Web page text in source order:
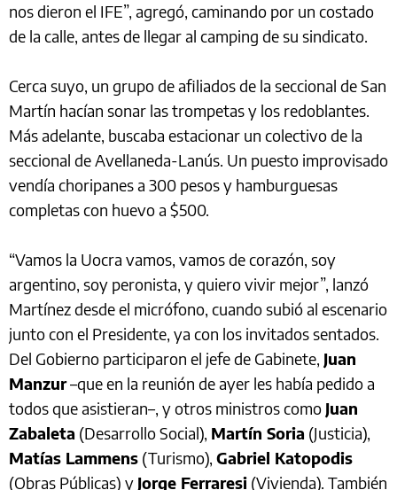
nos dieron el IFE”, agregó, caminando por un costado
de la calle, antes de llegar al camping de su sindicato.
Cerca suyo, un grupo de afiliados de la seccional de San
Martín hacían sonar las trompetas y los redoblantes.
Más adelante, buscaba estacionar un colectivo de la
seccional de Avellaneda-Lanús. Un puesto improvisado
vendía choripanes a 300 pesos y hamburguesas
completas con huevo a $500.
“Vamos la Uocra vamos, vamos de corazón, soy
argentino, soy peronista, y quiero vivir mejor”, lanzó
Martínez desde el micrófono, cuando subió al escenario
junto con el Presidente, ya con los invitados sentados.
Del Gobierno participaron el jefe de Gabinete, Juan
Manzur–que en la reunión de ayer les había pedido a
todos que asistieran–, y otros ministros como Juan
Zabaleta (Desarrollo Social), Martín Soria (Justicia),
Matías Lammens (Turismo), Gabriel Katopodis
(Obras Públicas) y Jorge Ferraresi (Vivienda). También